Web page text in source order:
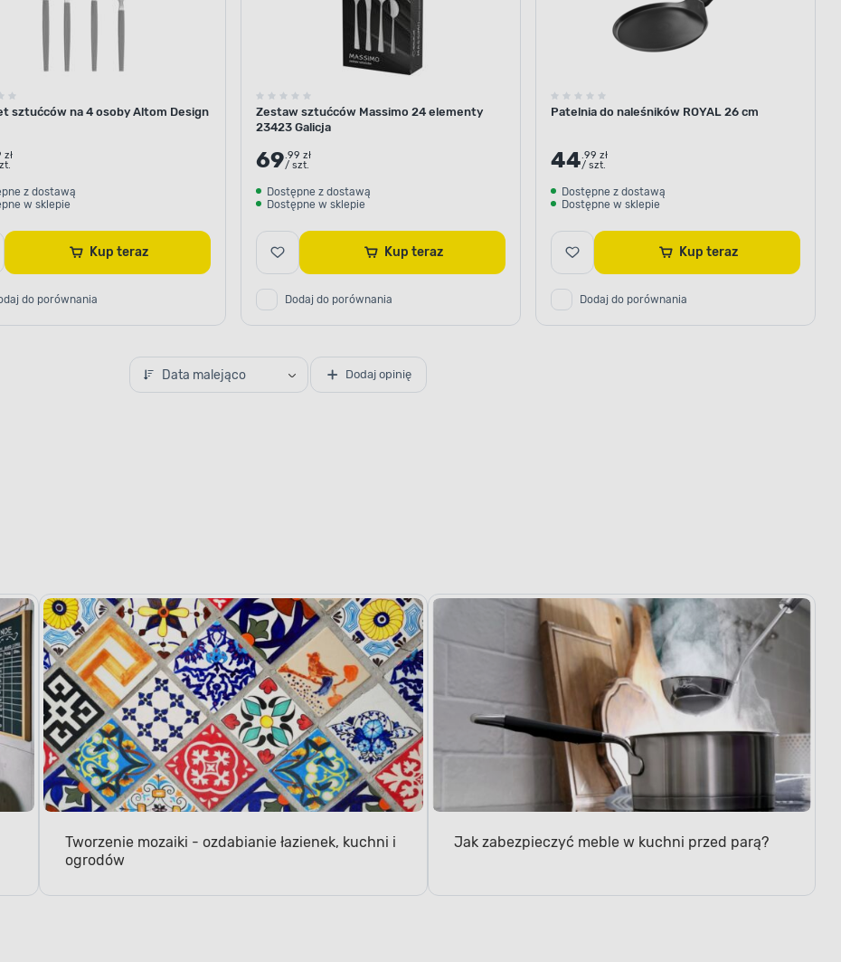
sztućców na 4 osoby Altom Design
zł
z dostawą
w sklepie
Kup teraz
do porównania
Zestaw sztućców Massimo 24 elementy
23423 Galicja
69.99 zł
/ szt.
Dostępne z dostawą
Dostępne w sklepie
Kup teraz
Dodaj do porównania
Patelnia do naleśników ROYAL 26 cm
44.99 zł
/ szt.
Dostępne z dostawą
Dostępne w sklepie
Kup teraz
Dodaj do porównania
Data malejąco Dodaj opinię
Tworzenie mozaiki - ozdabianie łazienek, kuchni i
ogrodów
Jak zabezpieczyć meble w kuchni przed parą?